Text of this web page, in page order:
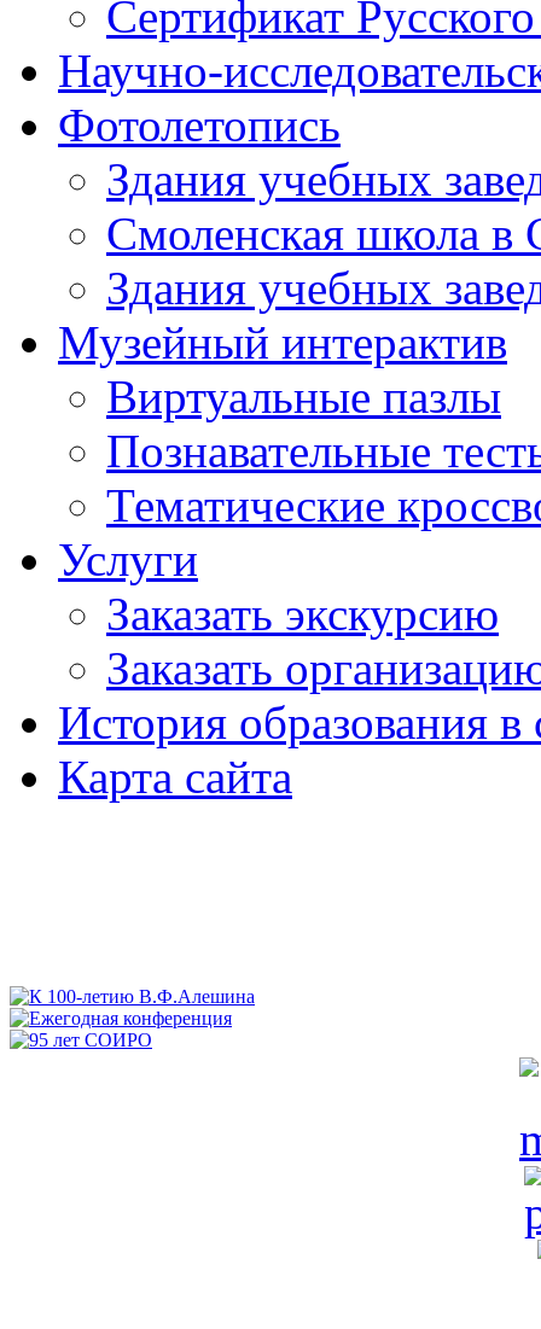
Сертификат
Научно-
Фотолетопись
Здания учебных
Смоленская школа в
Здания учебных
Музейный интерактив
Виртуальные пазлы
Познавательные
Тематические
Услуги
Заказать экскурсию
Заказать
История образования в
Карта сайта